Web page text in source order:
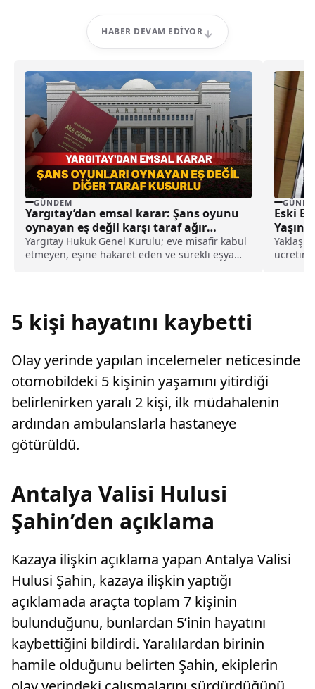
HABER DEVAM EDIYOR
GÜNDEM
Yargıtay’dan emsal karar: Şans oyunu
oynayan eş değil karşı taraf ağır
kusurlu sayıldı
Yargıtay Hukuk Genel Kurulu; eve misafir kabul
etmeyen, eşine hakaret eden ve sürekli eşya
Eski
ücretini
5 kişi hayatını kaybetti
Olay yerinde yapılan incelemeler neticesinde
otomobildeki 5 kişinin yaşamını yitirdiği
belirlenirken yaralı 2 kişi, ilk müdahalenin
ardından ambulanslarla hastaneye
götürüldü.
Antalya Valisi Hulusi
Şahin’den açıklama
Kazaya ilişkin açıklama yapan Antalya Valisi
Hulusi Şahin, kazaya ilişkin yaptığı
açıklamada araçta toplam 7 kişinin
bulunduğunu, bunlardan 5’inin hayatını
kaybettiğini bildirdi. Yaralılardan birinin
hamile olduğunu belirten Şahin, ekiplerin